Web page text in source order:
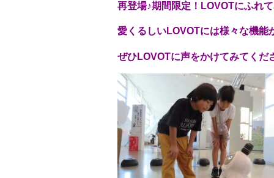
再登場♪期間限定！LOVOTにふれ
愛くるしいLOVOTには様々な機能
ぜひLOVOTに声をかけてみてくだ